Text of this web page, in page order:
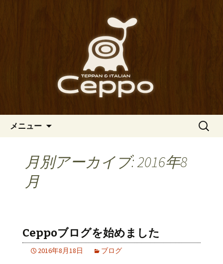
南船場・心斎橋のイタリアン
「Ceppo（チェッポ）」の公式
イタリアン「Ceppo（チェッポ）」。
さまざまなパスタや讃岐オリーブ牛の
ステーキのほか、バルメニューも豊富
にご用意。デートにも一人飲みのお客
様にもぴったりです。
メニュー
検
月別アーカイブ: 2016年8
月
Ceppoブログを始めました
2016年8月18日 ブログ